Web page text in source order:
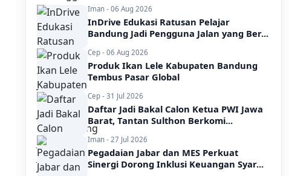
Iman - 06 Aug 2026
InDrive Edukasi Ratusan Pelajar
Bandung Jadi Pengguna Jalan yang Ber...
Cep - 06 Aug 2026
Produk Ikan Lele Kabupaten Bandung
Tembus Pasar Global
Cep - 31 Jul 2026
Daftar Jadi Bakal Calon Ketua PWI Jawa
Barat, Tantan Sulthon Berkomi...
Iman - 27 Jul 2026
Pegadaian Jabar dan MES Perkuat
Sinergi Dorong Inklusi Keuangan Syar...